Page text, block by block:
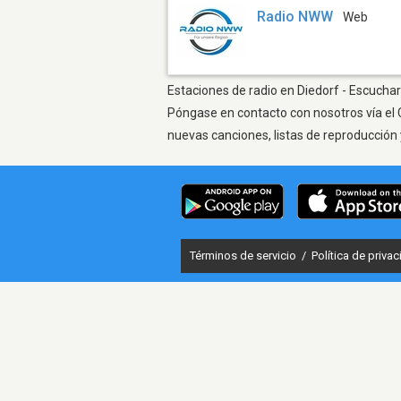
Radio NWW Web
Estaciones de radio en Diedorf -
Póngase en contacto con nosotros vía
nuevas canciones, listas de
Términos de servicio / Política de